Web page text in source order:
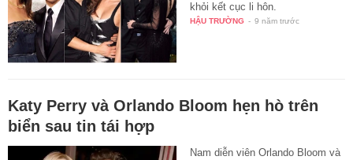
khỏi kết cục li hôn.
HẬU TRƯỜNG - 9 năm trước
Katy Perry và Orlando Bloom hẹn hò trên
biển sau tin tái hợp
Nam diễn viên Orlando Bloom và